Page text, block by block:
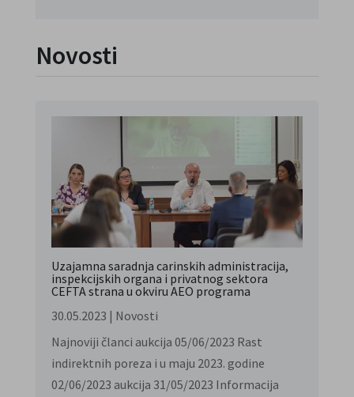
Novosti
Uzajamna saradnja carinskih administracija,
inspekcijskih organa i privatnog sektora
CEFTA strana u okviru AEO programa
30.05.2023 | Novosti
Najnoviji članci aukcija 05/06/2023 Rast
indirektnih poreza i u maju 2023. godine
02/06/2023 aukcija 31/05/2023 Informacija